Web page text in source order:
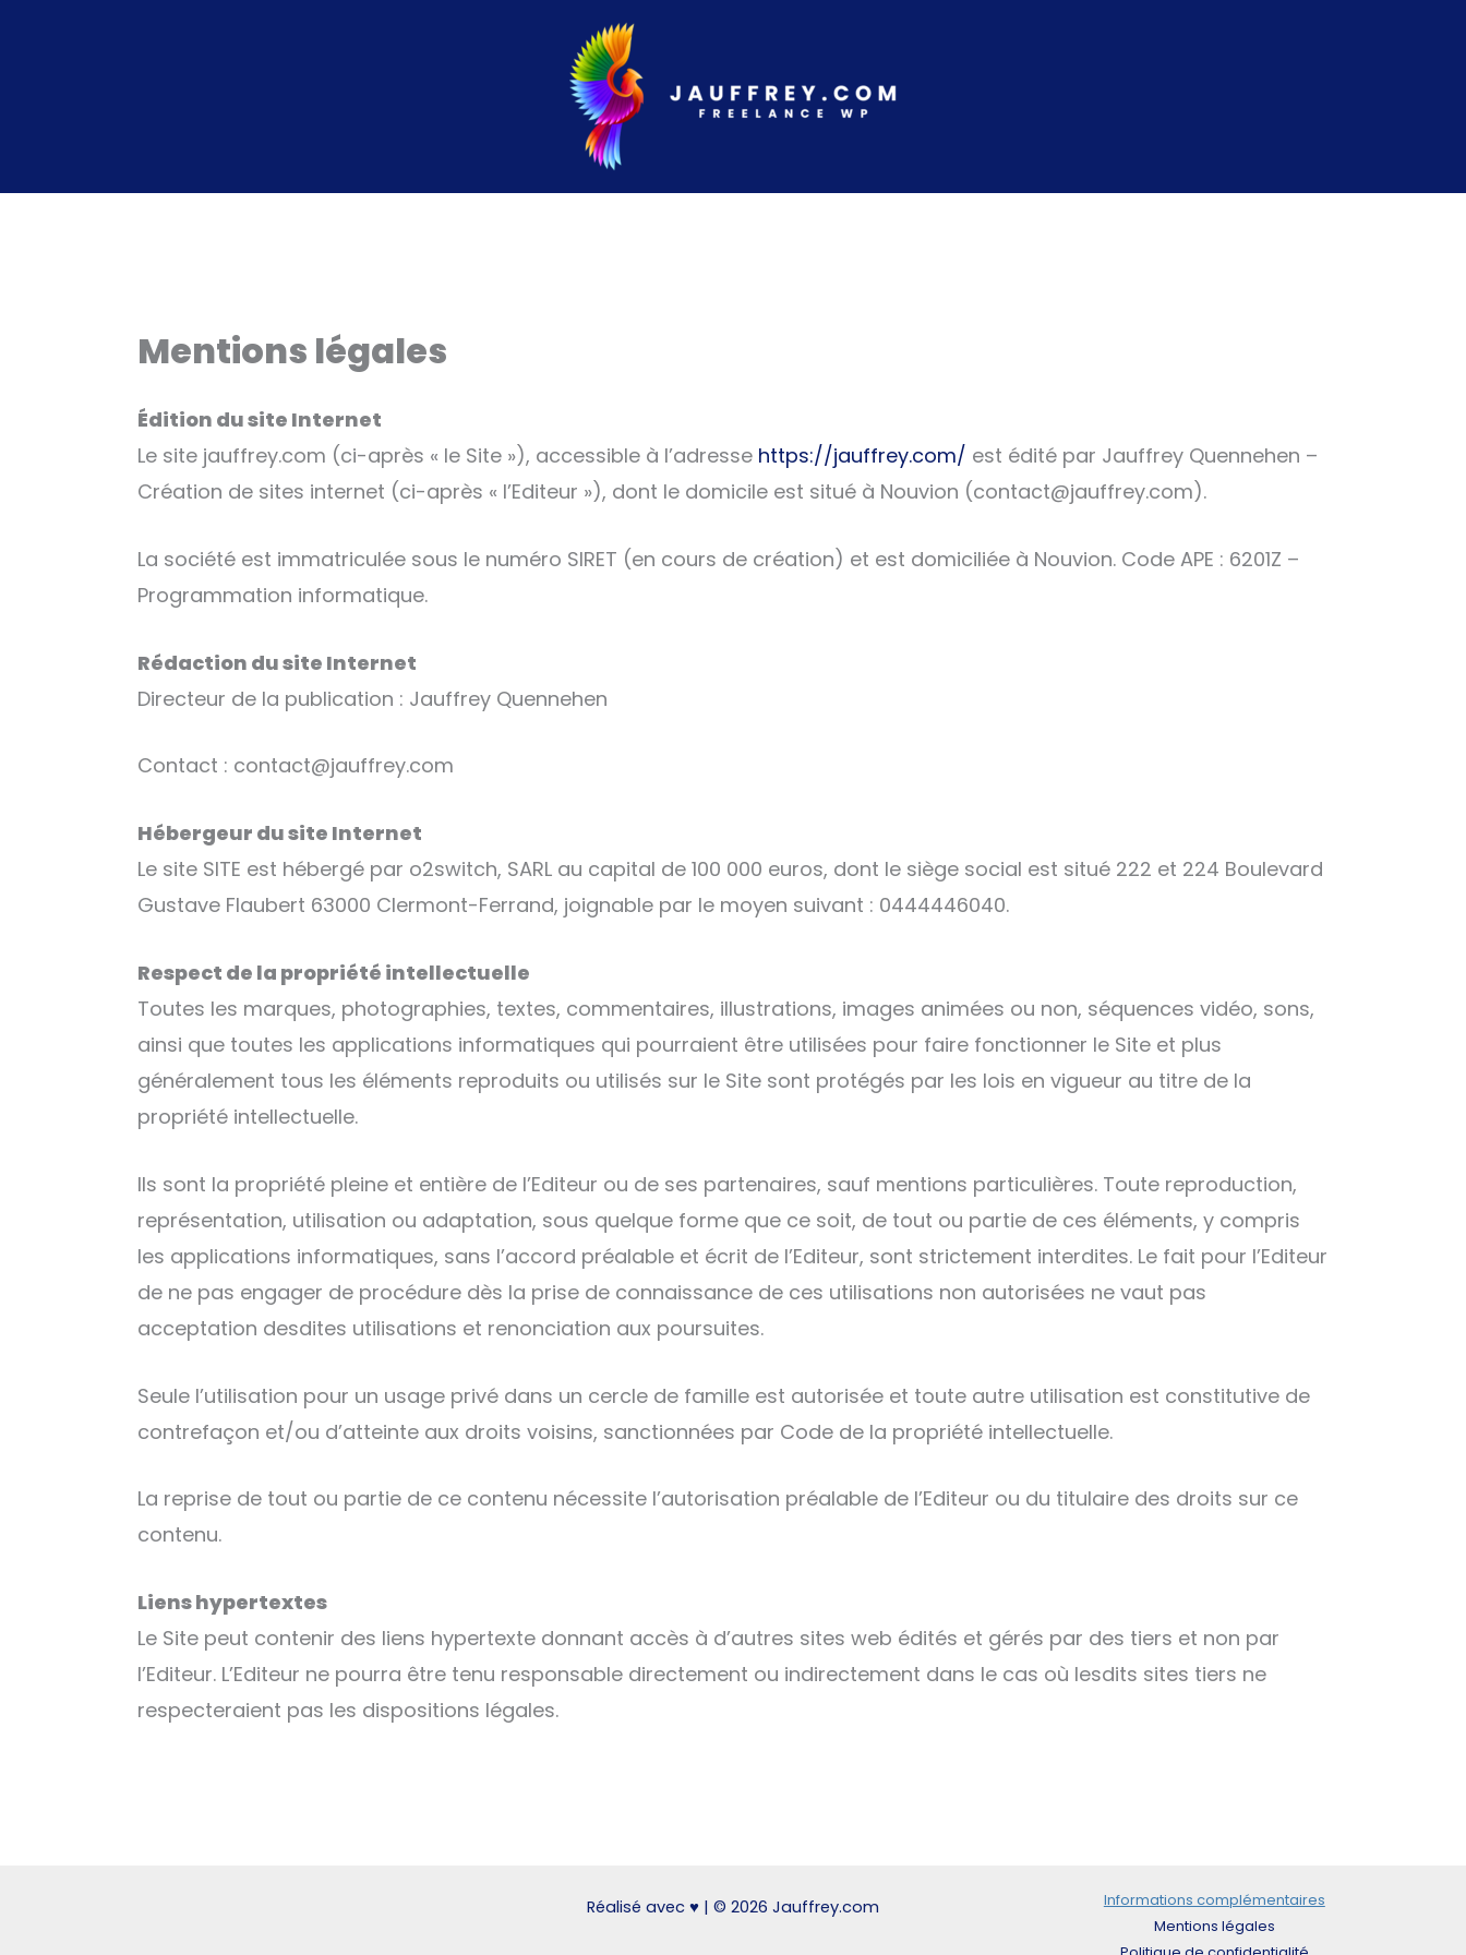
Mentions légales
Édition du site Internet
Le site jauffrey.com (ci-après « le Site »), accessible à l’adresse https://jauffrey.com/ est édité par Jauffrey Quennehen –
Création de sites internet (ci-après « l’Editeur »), dont le domicile est situé à Nouvion (contact@jauffrey.com).
La société est immatriculée sous le numéro SIRET (en cours de création) et est domiciliée à Nouvion. Code APE : 6201Z –
Programmation informatique.
Rédaction du site Internet
Directeur de la publication : Jauffrey Quennehen
Contact : contact@jauffrey.com
Hébergeur du site Internet
Le site SITE est hébergé par o2switch, SARL au capital de 100 000 euros, dont le siège social est situé 222 et 224 Boulevard
Gustave Flaubert 63000 Clermont-Ferrand, joignable par le moyen suivant : 0444446040.
Respect de la propriété intellectuelle
Toutes les marques, photographies, textes, commentaires, illustrations, images animées ou non, séquences vidéo, sons,
ainsi que toutes les applications informatiques qui pourraient être utilisées pour faire fonctionner le Site et plus
généralement tous les éléments reproduits ou utilisés sur le Site sont protégés par les lois en vigueur au titre de la
propriété intellectuelle.
Ils sont la propriété pleine et entière de l’Editeur ou de ses partenaires, sauf mentions particulières. Toute reproduction,
représentation, utilisation ou adaptation, sous quelque forme que ce soit, de tout ou partie de ces éléments, y compris
les applications informatiques, sans l’accord préalable et écrit de l’Editeur, sont strictement interdites. Le fait pour l’Editeur
de ne pas engager de procédure dès la prise de connaissance de ces utilisations non autorisées ne vaut pas
acceptation desdites utilisations et renonciation aux poursuites.
Seule l’utilisation pour un usage privé dans un cercle de famille est autorisée et toute autre utilisation est constitutive de
contrefaçon et/ou d’atteinte aux droits voisins, sanctionnées par Code de la propriété intellectuelle.
La reprise de tout ou partie de ce contenu nécessite l’autorisation préalable de l’Editeur ou du titulaire des droits sur ce
contenu.
Liens hypertextes
Le Site peut contenir des liens hypertexte donnant accès à d’autres sites web édités et gérés par des tiers et non par
l’Editeur. L’Editeur ne pourra être tenu responsable directement ou indirectement dans le cas où lesdits sites tiers ne
respecteraient pas les dispositions légales.
Réalisé avec ♥ | © 2026 Jauffrey.com
Informations complémentaires
Mentions légales